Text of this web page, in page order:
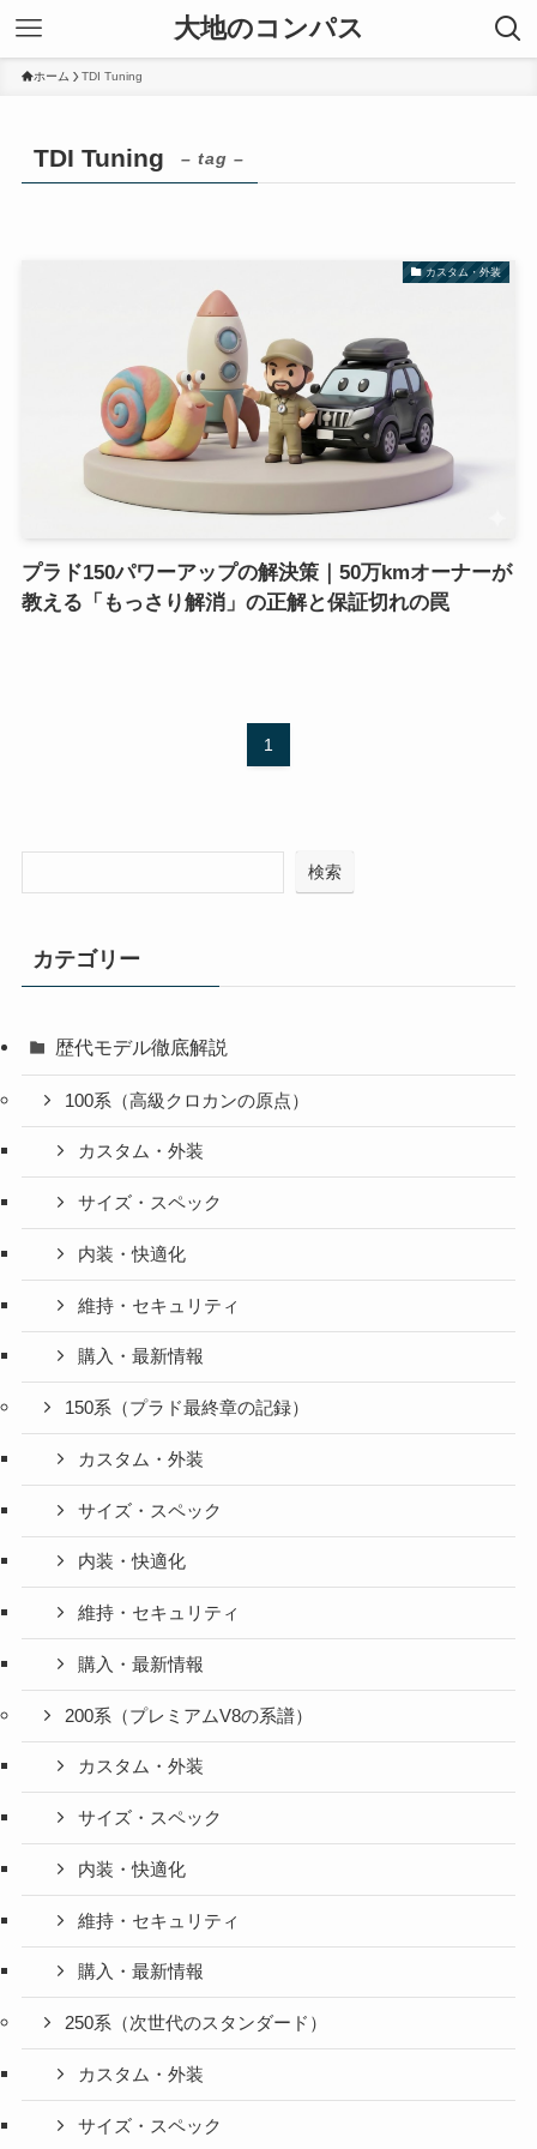
大地のコンパス
ホーム TDI Tuning
TDI Tuning – tag –
カスタム・外装
プラド150パワーアップの解決策｜50万kmオーナーが
教える「もっさり解消」の正解と保証切れの罠
1
検索
カテゴリー
歴代モデル徹底解説
100系（高級クロカンの原点）
カスタム・外装
サイズ・スペック
内装・快適化
維持・セキュリティ
購入・最新情報
150系（プラド最終章の記録）
カスタム・外装
サイズ・スペック
内装・快適化
維持・セキュリティ
購入・最新情報
200系（プレミアムV8の系譜）
カスタム・外装
サイズ・スペック
内装・快適化
維持・セキュリティ
購入・最新情報
250系（次世代のスタンダード）
カスタム・外装
サイズ・スペック